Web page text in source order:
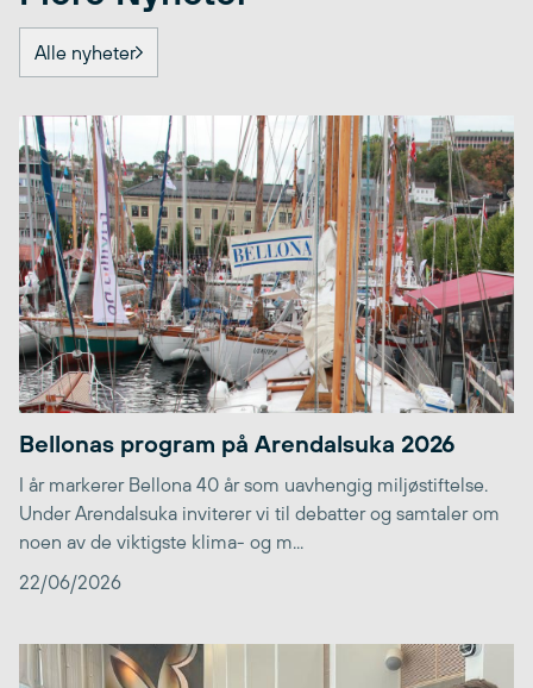
Alle nyheter
Bellonas program på Arendalsuka 2026
I år markerer Bellona 40 år som uavhengig miljøstiftelse.
Under Arendalsuka inviterer vi til debatter og samtaler om
noen av de viktigste klima- og m...
22/06/2026